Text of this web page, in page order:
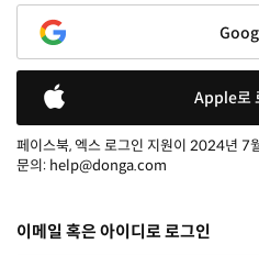
Apple로
페이스북, 엑스 로그인 지원이 2024년 7
문의: help@donga.com
이메일 혹은 아이디로 로그인